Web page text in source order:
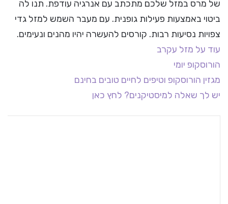
של מרס במזל שלכם מתכתב עם אנרגיה עודפת. תנו לה
ביטוי באמצעות פעילות גופנית. עם מעבר השמש למזל גדי
צפויות נסיעות רבות. קורסים להעשרה יהיו מהנים ונעימים.
עוד על מזל עקרב
הורוסקופ יומי
מגזין הורוסקופ וטיפים לחיים טובים בחינם
יש לך שאלה למיסטיקנים? לחץ כאן